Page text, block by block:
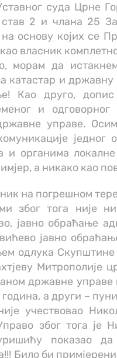
суда Црне
2 и члана 25
основу којих се
власник
морам да
катастар и
Као друго, допис
и
управе.
и органима
а никако као
на погрешном
због тога није
јавно обраћање
јавно
одлука
Митрополије
државне
а други –
учествовао
због тога је
показао
Било би